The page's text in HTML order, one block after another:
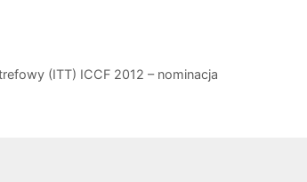
(ITT) ICCF 2012 – nominacja